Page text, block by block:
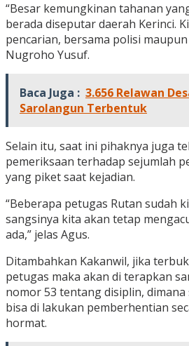
“Besar kemungkinan tahanan
berada diseputar daerah Kerinci.
pencarian, bersama polisi maupun
Nugroho Yusuf.
Baca Juga : 3.656 Relawan
Sarolangun Terbentuk
Selain itu, saat ini pihaknya juga
pemeriksaan terhadap sejumlah
yang piket saat kejadian.
“Beberapa petugas Rutan sudah
sangsinya kita akan tetap
ada,” jelas Agus.
Ditambahkan Kakanwil, jika
petugas maka akan di terapkan
nomor 53 tentang disiplin,
bisa di lakukan pemberhentian
hormat.